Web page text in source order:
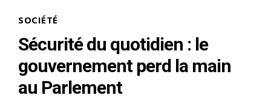
SOCIÉTÉ
Sécurité du quotidien : le
gouvernement perd la main
au Parlement